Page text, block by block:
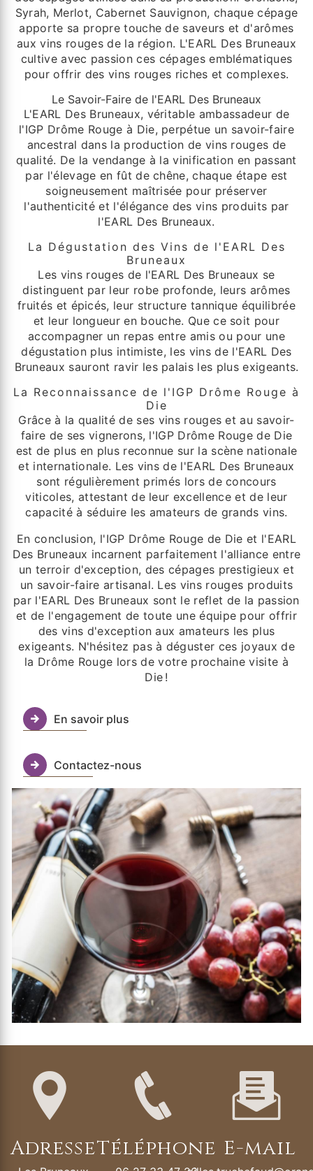
Syrah, Merlot, Cabernet Sauvignon, chaque cépage
apporte sa propre touche de saveurs et d'arômes
aux vins rouges de la région. L'EARL Des Bruneaux
cultive avec passion ces cépages emblématiques
pour offrir des vins rouges riches et complexes.
Le Savoir-Faire de l'EARL Des Bruneaux
L'EARL Des Bruneaux, véritable ambassadeur de
l'IGP Drôme Rouge à Die, perpétue un savoir-faire
ancestral dans la production de vins rouges de
qualité. De la vendange à la vinification en passant
par l'élevage en fût de chêne, chaque étape est
soigneusement maîtrisée pour préserver
l'authenticité et l'élégance des vins produits par
l'EARL Des Bruneaux.
La Dégustation des Vins de l'EARL Des
Bruneaux
Les vins rouges de l'EARL Des Bruneaux se
distinguent par leur robe profonde, leurs arômes
fruités et épicés, leur structure tannique équilibrée
et leur longueur en bouche. Que ce soit pour
accompagner un repas entre amis ou pour une
dégustation plus intimiste, les vins de l'EARL Des
Bruneaux sauront ravir les palais les plus exigeants.
La Reconnaissance de l'IGP Drôme Rouge à
Die
Grâce à la qualité de ses vins rouges et au savoir-
faire de ses vignerons, l'IGP Drôme Rouge de Die
est de plus en plus reconnue sur la scène nationale
et internationale. Les vins de l'EARL Des Bruneaux
sont régulièrement primés lors de concours
viticoles, attestant de leur excellence et de leur
capacité à séduire les amateurs de grands vins.
En conclusion, l'IGP Drôme Rouge de Die et l'EARL
Des Bruneaux incarnent parfaitement l'alliance entre
un terroir d'exception, des cépages prestigieux et
un savoir-faire artisanal. Les vins rouges produits
par l'EARL Des Bruneaux sont le reflet de la passion
et de l'engagement de toute une équipe pour offrir
des vins d'exception aux amateurs les plus
exigeants. N'hésitez pas à déguster ces joyaux de
la Drôme Rouge lors de votre prochaine visite à
Die !
En savoir plus
Contactez-nous
AdresseTéléphone E-mail